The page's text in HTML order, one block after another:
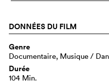
DONNÉES DU FILM
Genre
Documentaire, Musique /
Durée
104 Min.